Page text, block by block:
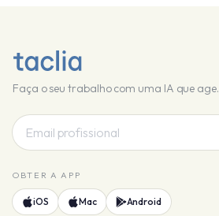
Faça o seu trabalho com uma IA que age.
OBTER A APP
iOS Mac Android